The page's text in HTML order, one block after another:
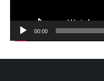
00:00